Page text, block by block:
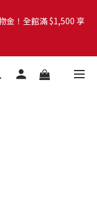
立即了解升級資訊、
金！全館滿 $1,500 享
起，官方網址